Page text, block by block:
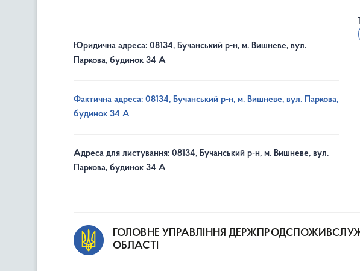
Юридична адреса: 08134, Бучанський р-н, м. Вишневе, вул.
Паркова, будинок 34 А
Фактична адреса: 08134, Бучанський р-н, м. Вишневе, вул. Паркова,
будинок 34 А
Адреса для листування: 08134, Бучанський р-н, м. Вишневе, вул.
Паркова, будинок 34 А
ГОЛОВНЕ УПРАВЛІННЯ
ОБЛАСТІ